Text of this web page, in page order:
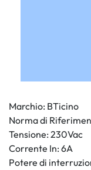
Marchio: BTicino
Norma di
Tensione: 230Vac
Corrente In: 6A
Potere di